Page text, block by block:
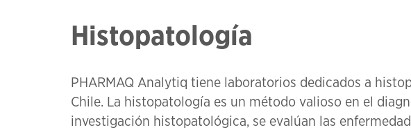
Histopatología
PHARMAQ Analytiq tiene laboratorios dedicados a
Chile. La histopatología es un método valioso en el
investigación histopatológica, se evalúan las